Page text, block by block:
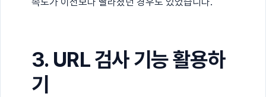
3. URL 검사 기능 활용하
기